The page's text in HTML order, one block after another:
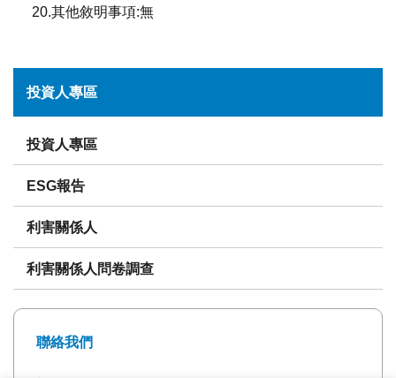
投資人專區
投資人專區
ESG報告
利害關係人
利害關係人問卷調查
聯絡我們
20.其他敘明事項:無